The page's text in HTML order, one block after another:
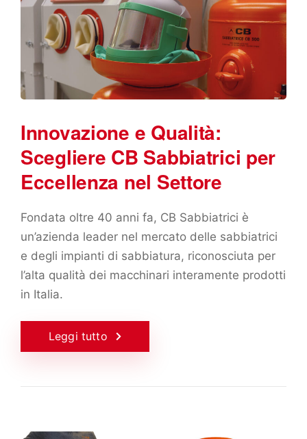
Innovazione e Qualità:
Scegliere CB Sabbiatrici per
Eccellenza nel Settore
Fondata oltre 40 anni fa, CB Sabbiatrici è
un’azienda leader nel mercato delle sabbiatrici
e degli impianti di sabbiatura, riconosciuta per
l’alta qualità dei macchinari interamente prodotti
in Italia.
Leggi tutto